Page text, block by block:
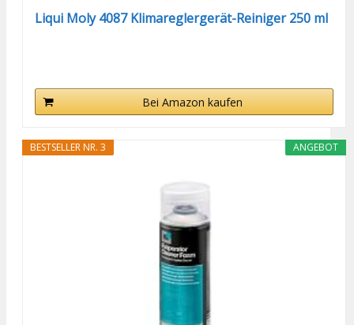
Liqui Moly 4087 Klimareglergerät-Reiniger 250 ml
Bei Amazon kaufen
ANGEBOT
BESTSELLER NR. 3